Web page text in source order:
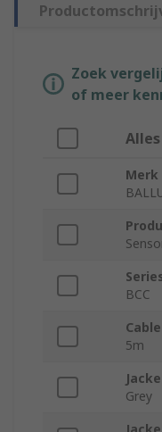
Zoek
of meer
Merk
BCC
5m
Grey